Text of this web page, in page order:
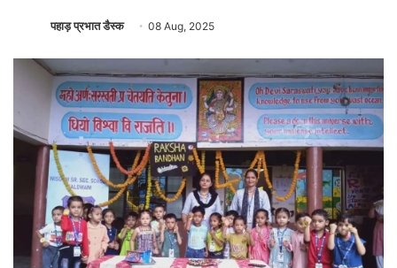
पहाड़ प्रभात डैस्क 08 Aug, 2025